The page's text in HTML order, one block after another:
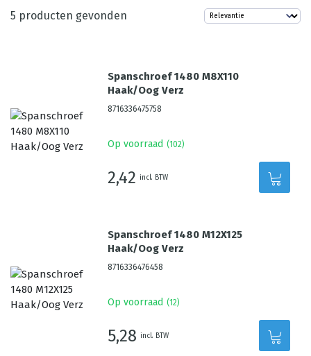
5 producten gevonden
Spanschroef 1480 M8X110
Haak/Oog Verz
8716336475758
Op voorraad (102)
2,42 incl. BTW
Spanschroef 1480 M12X125
Haak/Oog Verz
8716336476458
Op voorraad (12)
5,28 incl. BTW